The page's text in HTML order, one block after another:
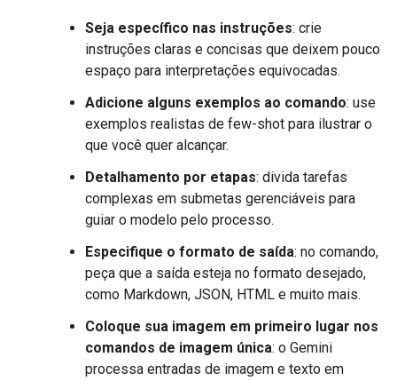
Seja específico nas instruções: crie
instruções claras e concisas que deixem pouco
espaço para interpretações equivocadas.
Adicione alguns exemplos ao comando: use
exemplos realistas de few-shot para ilustrar o
que você quer alcançar.
Detalhamento por etapas: divida tarefas
complexas em submetas gerenciáveis para
guiar o modelo pelo processo.
Especifique o formato de saída: no comando,
peça que a saída esteja no formato desejado,
como Markdown, JSON, HTML e muito mais.
Coloque sua imagem em primeiro lugar nos
comandos de imagem única: o Gemini
processa entradas de imagem e texto em